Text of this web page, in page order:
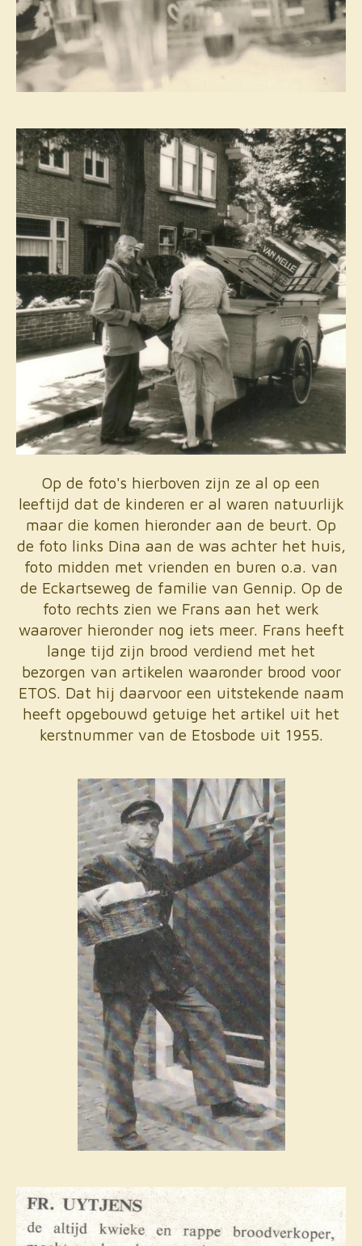
Op de foto's hierboven zijn ze al op een
leeftijd dat de kinderen er al waren natuurlijk
maar die komen hieronder aan de beurt. Op
de foto links Dina aan de was achter het huis,
foto midden met vrienden en buren o.a. van
de Eckartseweg de familie van Gennip. Op de
foto rechts zien we Frans aan het werk
waarover hieronder nog iets meer. Frans heeft
lange tijd zijn brood verdiend met het
bezorgen van artikelen waaronder brood voor
ETOS. Dat hij daarvoor een uitstekende naam
heeft opgebouwd getuige het artikel uit het
kerstnummer van de Etosbode uit 1955.